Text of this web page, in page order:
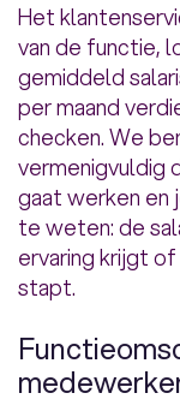
Het
van de functie,
gemiddeld
per maand
checken. We
vermenigvuldig
gaat werken en
te weten: de
ervaring krijgt
stapt.